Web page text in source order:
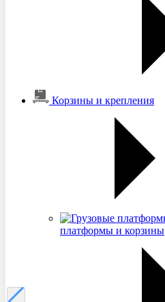
Корзины и крепления
платформы и корзины